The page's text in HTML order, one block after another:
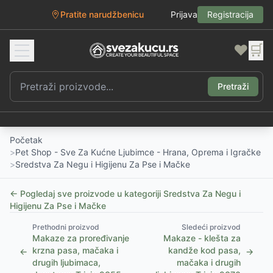
Pratite narudžbenicu Prijava Registracija
❤️ 🛒
Pretraži
Početak
>Pet Shop - Sve Za Kućne Ljubimce - Hrana, Oprema i Igračke
>Sredstva Za Negu i Higijenu Za Pse i Mačke
← Pogledaj sve proizvode u kategoriji Sredstva Za Negu i
Higijenu Za Pse i Mačke
←
Prethodni proizvod
Makaze za proređivanje
krzna pasa, mačaka i
drugih ljubimaca,
Sledeći proizvod
Makaze - klešta za
kandže kod pasa,
mačaka i drugih
→